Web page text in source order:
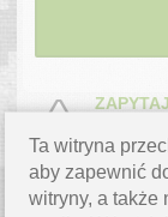
chętnie
Produkt jest
Ta witryna
aby zapewnić
witryny, a także